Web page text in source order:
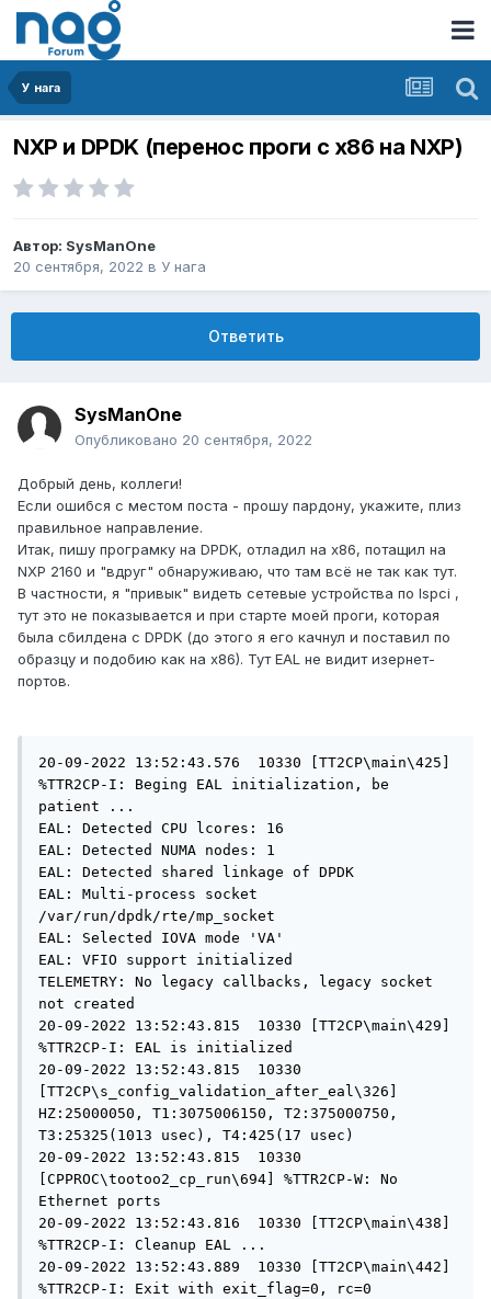
У нага
NXP и DPDK (перенос проги с x86 на NXP)
Автор: SysManOne
20 сентября, 2022 в У нага
Ответить
SysManOne
Опубликовано 20 сентября, 2022
Добрый день, коллеги!
Если ошибся с местом поста - прошу пардону, укажите, плиз
правильное направление.
Итак, пишу програмку на DPDK, отладил на x86, потащил на
NXP 2160 и "вдруг" обнаруживаю, что там всё не так как тут.
В частности, я "привык" видеть сетевые устройства по lspci ,
тут это не показывается и при старте моей проги, которая
была сбилдена с DPDK (до этого я его качнул и поставил по
образцу и подобию как на x86). Тут EAL не видит изернет-
портов.
20-09-2022 13:52:43.576  10330 [TT2CP\main\425]
%TTR2CP-I: Beging EAL initialization, be
patient ...
EAL: Detected CPU lcores: 16
EAL: Detected NUMA nodes: 1
EAL: Detected shared linkage of DPDK
EAL: Multi-process socket
/var/run/dpdk/rte/mp_socket
EAL: Selected IOVA mode 'VA'
EAL: VFIO support initialized
TELEMETRY: No legacy callbacks, legacy socket
not created
20-09-2022 13:52:43.815  10330 [TT2CP\main\429]
%TTR2CP-I: EAL is initialized
20-09-2022 13:52:43.815  10330
[TT2CP\s_config_validation_after_eal\326]
HZ:25000050, T1:3075006150, T2:375000750,
T3:25325(1013 usec), T4:425(17 usec)
20-09-2022 13:52:43.815  10330
[CPPROC\tootoo2_cp_run\694] %TTR2CP-W: No
Ethernet ports
20-09-2022 13:52:43.816  10330 [TT2CP\main\438]
%TTR2CP-I: Cleanup EAL ...
20-09-2022 13:52:43.889  10330 [TT2CP\main\442]
%TTR2CP-I: Exit with exit_flag=0, rc=0